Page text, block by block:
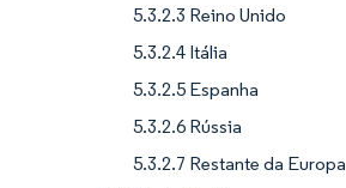
5.3.2.3 Reino Unido
5.3.2.4 Itália
5.3.2.5 Espanha
5.3.2.6 Rússia
5.3.2.7 Restante da Europa